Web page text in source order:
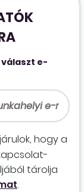
választ e-
hogy a
tárolja
.